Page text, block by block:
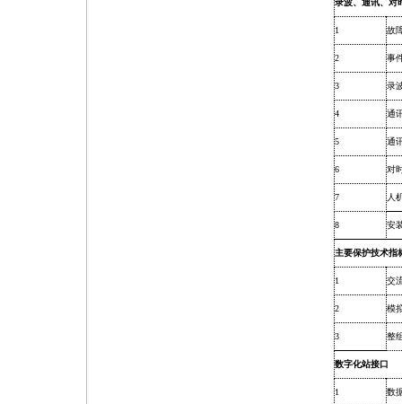
录波、通讯、对
1 故
2 事
3 录
4 通
5 通
6 对
7 人
8 安
主要保护技术指
1 交
2 模
3 整
数字化站接口
1 数